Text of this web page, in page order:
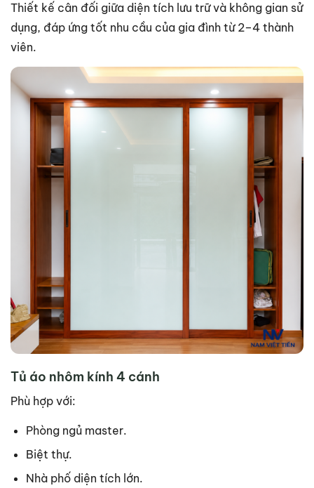
Thiết kế cân đối giữa diện tích lưu trữ và không gian sử
dụng, đáp ứng tốt nhu cầu của gia đình từ 2–4 thành
viên.
Tủ áo nhôm kính 4 cánh
Phù hợp với:
Phòng ngủ master.
Biệt thự.
Nhà phố diện tích lớn.